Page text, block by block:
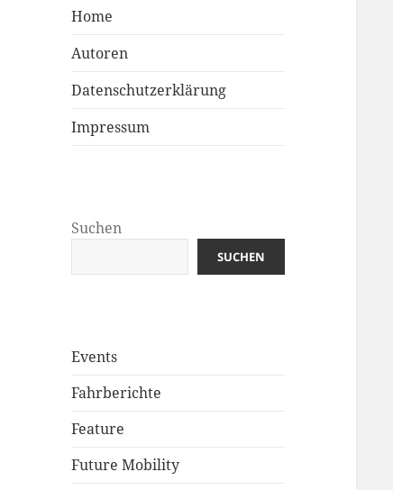
Home
Autoren
Datenschutzerklärung
Impressum
Suchen
SUCHEN
Events
Fahrberichte
Feature
Future Mobility